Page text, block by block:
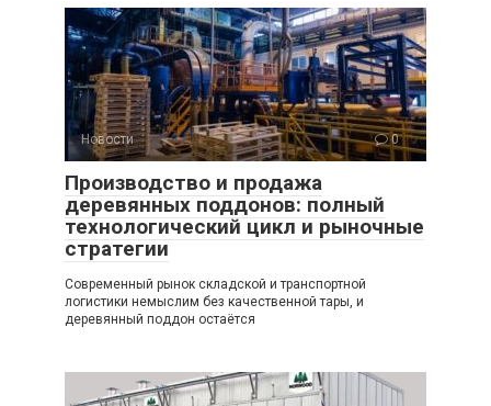
Новости 0
Производство и продажа
деревянных поддонов: полный
технологический цикл и рыночные
стратегии
Современный рынок складской и транспортной
логистики немыслим без качественной тары, и
деревянный поддон остаётся